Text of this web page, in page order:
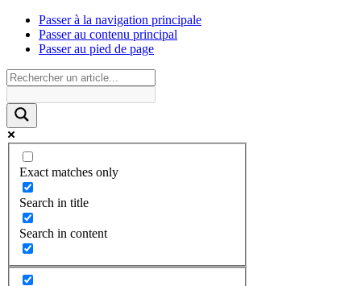
Passer à la navigation principale
Passer au contenu principal
Passer au pied de page
Exact matches only
Search in title
Search in content